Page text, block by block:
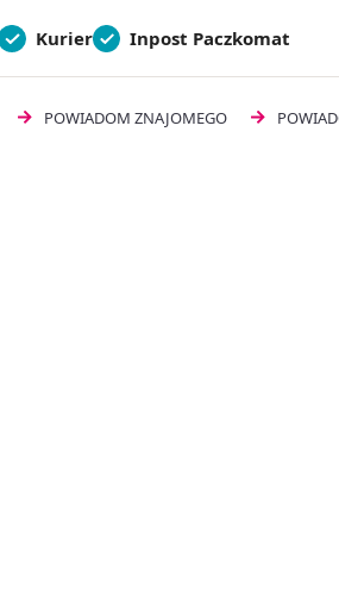
Kurier Inpost Paczkomat
POWIADOM ZNAJOMEGO